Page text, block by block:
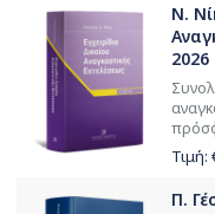
Ν.
2026
Τιμή:
Π.